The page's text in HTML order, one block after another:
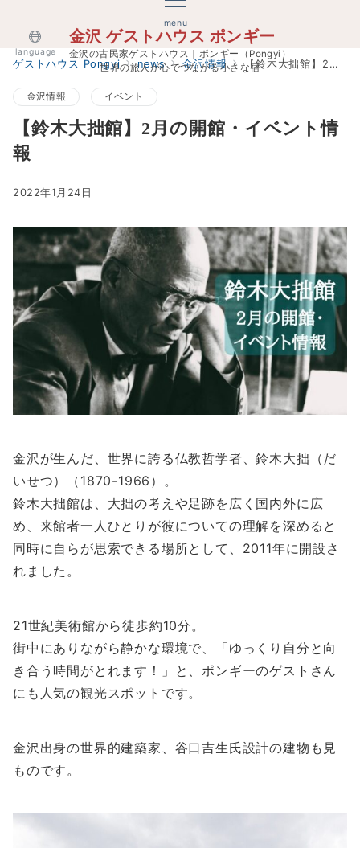
menu
金沢 ゲストハウス ポンギー
金沢の古民家ゲストハウス｜ポンギー（Pongyi）
世界の旅人が心でつながる小さな宿
language
ゲストハウス Pongyi news 金沢情報 【鈴木大拙館】2月の開館・イベント情報
金沢情報 イベント
【鈴木大拙館】2月の開館・イベント情
報
2022年1月24日
金沢が生んだ、世界に誇る仏教哲学者、鈴木大拙（だ
いせつ）（1870-1966）。
鈴木大拙館は、大拙の考えや足跡を広く国内外に広
め、来館者一人ひとりが彼についての理解を深めると
同時に自らが思索できる場所として、2011年に開設さ
れました。
21世紀美術館から徒歩約10分。
街中にありながら静かな環境で、「ゆっくり自分と向
き合う時間がとれます！」と、ポンギーのゲストさん
にも人気の観光スポットです。
金沢出身の世界的建築家、谷口吉生氏設計の建物も見
ものです。